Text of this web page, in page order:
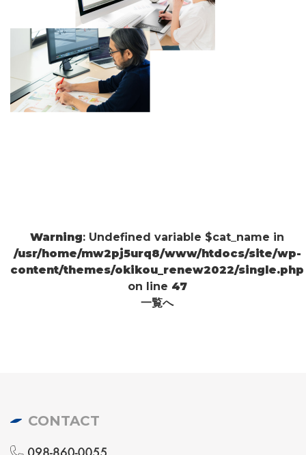
Warning: Undefined variable $cat_name in
/usr/home/mw2pj5urq8/www/htdocs/site/wp-
content/themes/okikou_renew2022/single.php
on line 47
一覧へ
CONTACT